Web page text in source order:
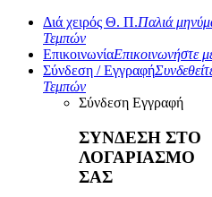
Διά χειρός Θ. Π.Παλιά
Τεμπών
ΕπικοινωνίαΕπικοινωνήστε
Σύνδεση / Εγγραφή
Τεμπών
Σύνδεση Εγγραφή
ΣΥΝΔΕΣΗ ΣΤΟ
ΛΟΓΑΡΙΑΣΜΟ
ΣΑΣ